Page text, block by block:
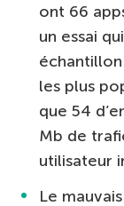
ont 66
un essai
les plus
que 54
Mb de
utilisateur
Le